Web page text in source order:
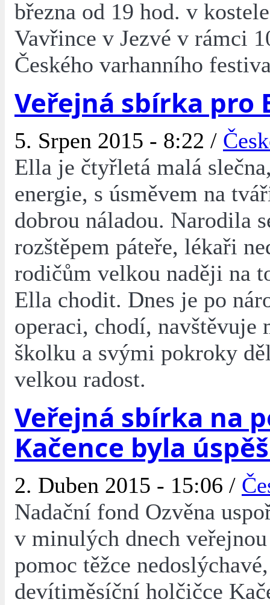
března od 19 hod. v
Vavřince v Jezvé v rámci
Českého varhanního
Veřejná sbírka pro
5. Srpen 2015 - 8:22 /
Ella je čtyřletá malá
energie, s úsměvem na
dobrou náladou. Narodila
rozštěpem páteře, lékaři
rodičům velkou naději na
Ella chodit. Dnes je po
operaci, chodí, navštěvuje
školku a svými pokroky
velkou radost.
Veřejná sbírka na
Kačence byla
2. Duben 2015 - 15:06 /
Nadační fond Ozvěna
v minulých dnech
pomoc těžce nedoslýchavé,
devítiměsíční holčičce